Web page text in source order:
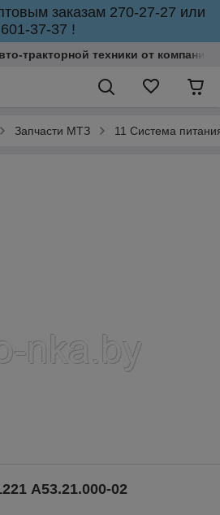
заказам 270-27-27 или
601-37-37 !
тракторной техники от
Запчасти МТЗ 11 Система
А53.21.000-02